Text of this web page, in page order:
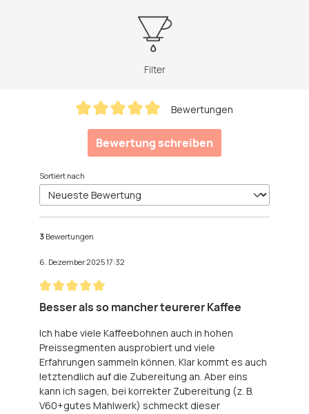
Filter
Bewertungen
Bewertung schreiben
Sortiert nach
3 Bewertungen
6. Dezember 2025 17:32
Bewertung mit 5 von 5 Sternen
Besser als so mancher teurerer Kaffee
Ich habe viele Kaffeebohnen auch in hohen
Preissegmenten ausprobiert und viele
Erfahrungen sammeln können. Klar kommt es auch
letztendlich auf die Zubereitung an. Aber eins
kann ich sagen, bei korrekter Zubereitung (z. B.
V60+gutes Mahlwerk) schmeckt dieser